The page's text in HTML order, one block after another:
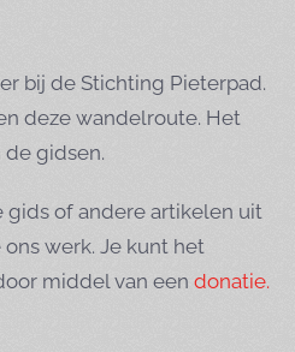
bij de Stichting Pieterpad.
deze wandelroute. Het
de gidsen.
gids of andere artikelen uit
werk. Je kunt het
middel van een donatie.